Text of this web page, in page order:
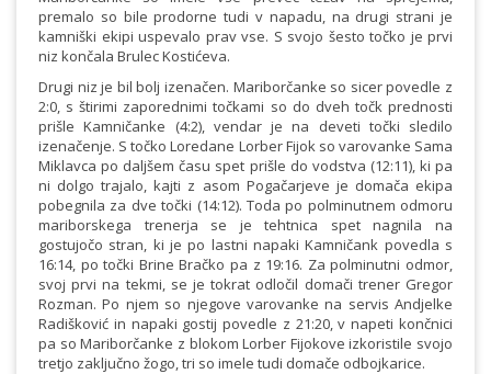
premalo so bile prodorne tudi v napadu, na drugi strani je
kamniški ekipi uspevalo prav vse. S svojo šesto točko je prvi
niz končala Brulec Kostićeva.
Drugi niz je bil bolj izenačen. Mariborčanke so sicer povedle z
2:0, s štirimi zaporednimi točkami so do dveh točk prednosti
prišle Kamničanke (4:2), vendar je na deveti točki sledilo
izenačenje. S točko Loredane Lorber Fijok so varovanke Sama
Miklavca po daljšem času spet prišle do vodstva (12:11), ki pa
ni dolgo trajalo, kajti z asom Pogačarjeve je domača ekipa
pobegnila za dve točki (14:12). Toda po polminutnem odmoru
mariborskega trenerja se je tehtnica spet nagnila na
gostujočo stran, ki je po lastni napaki Kamničank povedla s
16:14, po točki Brine Bračko pa z 19:16. Za polminutni odmor,
svoj prvi na tekmi, se je tokrat odločil domači trener Gregor
Rozman. Po njem so njegove varovanke na servis Andjelke
Radišković in napaki gostij povedle z 21:20, v napeti končnici
pa so Mariborčanke z blokom Lorber Fijokove izkoristile svojo
tretjo zaključno žogo, tri so imele tudi domače odbojkarice.